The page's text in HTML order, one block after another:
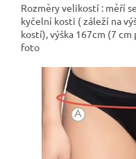
Rozměry velikostí : měří
kyčelní kosti ( záleží na
kostí), výška 167cm (7
foto